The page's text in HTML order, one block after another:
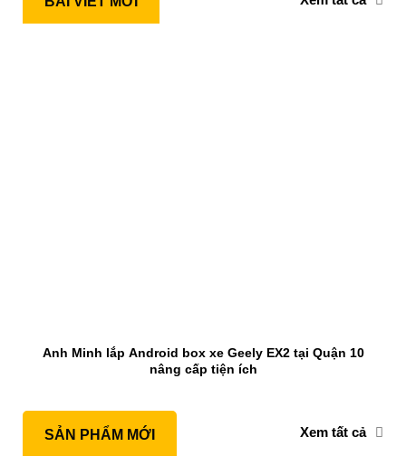
Anh Minh lắp Android box xe Geely EX2 tại Quận 10
nâng cấp tiện ích
SẢN PHẨM MỚI Xem tất cả